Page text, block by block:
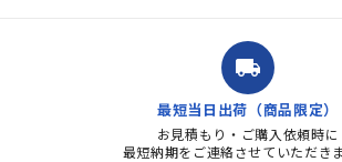
ました。商品到着も早く、品
質・使いやすさで満足して
す。また、リピートすると
よろしくお...
local_shipping
最短当日出荷（商品限定）
お見積もり・ご購入依頼時に
最短納期をご連絡させていただきま